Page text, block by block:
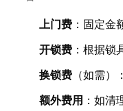
上门费：固定金
开锁费：根据锁
换锁费（如需）
额外费用 ：如清